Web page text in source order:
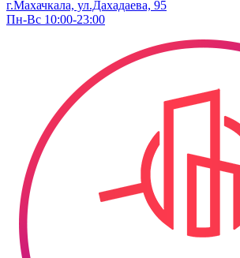
г.Махачкала, ул.Дахадаева, 95
Пн-Вс 10:00-23:00